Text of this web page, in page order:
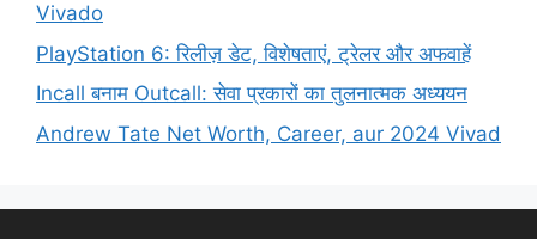
Vivado
PlayStation 6: रिलीज़ डेट, विशेषताएं, ट्रेलर और अफवाहें
Incall बनाम Outcall: सेवा प्रकारों का तुलनात्मक अध्ययन
Andrew Tate Net Worth, Career, aur 2024 Vivad